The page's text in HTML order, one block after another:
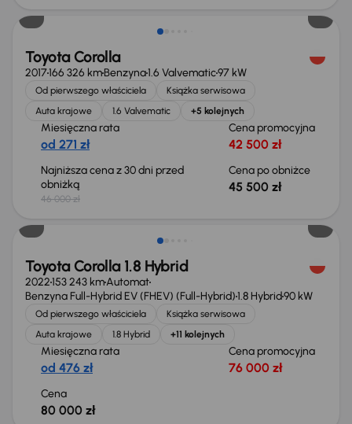
Toyota Corolla
2017166 326 kmBenzyna1.6 Valvematic97 kW
Od pierwszego właściciela
Książka serwisowa
Auta krajowe
1.6 Valvematic +5 kolejnych
Miesięczna rata
od 271 zł
Cena promocyjna
42 500 zł
Najniższa cena z 30 dni przed
obniżką
46 000 zł
Cena po obniżce
45 500 zł
Możliwość odliczenia VAT
Toyota Corolla 1.8 Hybrid
2022153 243 kmAutomat
Benzyna Full-Hybrid EV (FHEV) (Full-Hybrid)1.8 Hybrid90 kW
Od pierwszego właściciela
Książka serwisowa
Auta krajowe
1.8 Hybrid +11 kolejnych
Miesięczna rata
od 476 zł
Cena promocyjna
76 000 zł
Cena
80 000 zł
Możliwość odliczenia VAT